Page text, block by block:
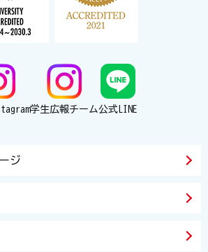
学生広報チーム公式LINE
ジ